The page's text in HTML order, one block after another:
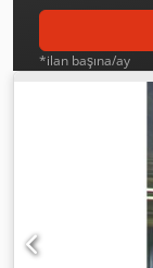
*ilan başına/ay